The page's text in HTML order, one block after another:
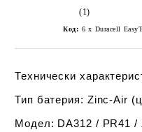
(1)
Код:
Технически
Тип батерия: Zinc-Air
Модел: DA312 / PR41 /